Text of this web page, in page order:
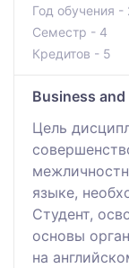
Год обучения -
Семестр - 4
Кредитов - 5
Business
Цель
языке,
Студент,
основы
на